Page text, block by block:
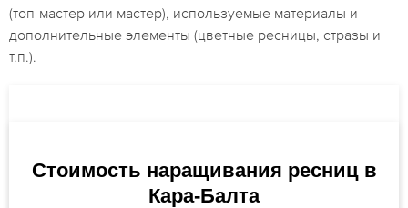
(топ-мастер или мастер), используемые материалы и
дополнительные элементы (цветные ресницы, стразы и
т.п.).
Стоимость наращивания ресниц в
Кара-Балта